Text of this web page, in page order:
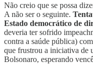
Não creio que se possa
A não ser o seguinte.
Estado democrático de
deveria ter sofrido
contra a saúde pública)
que frustrou a iniciativa de
Bolsonaro, esperando